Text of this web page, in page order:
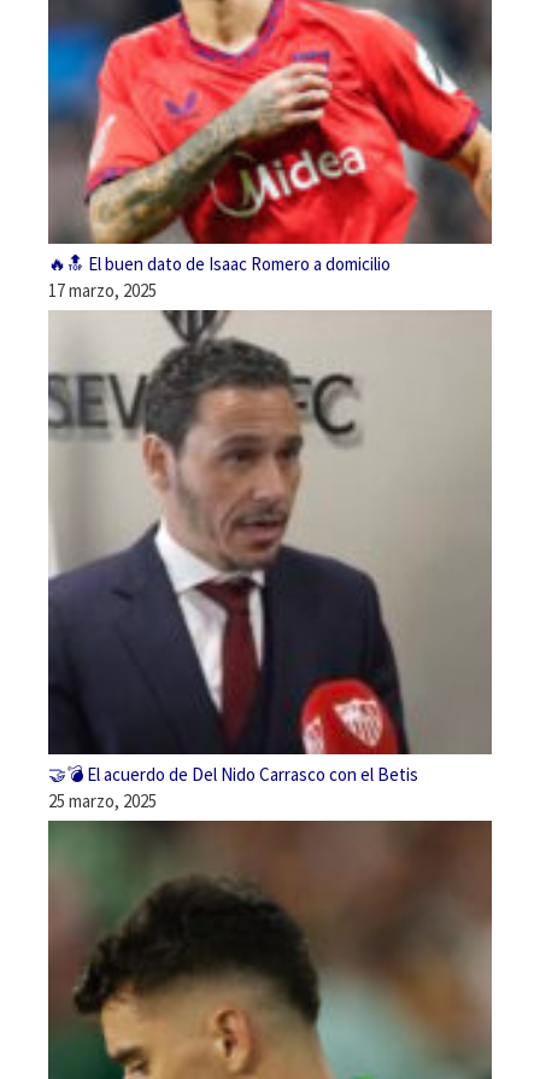
🔥🔝 El buen dato de Isaac Romero a domicilio
17 marzo, 2025
🤝💣 El acuerdo de Del Nido Carrasco con el Betis
25 marzo, 2025